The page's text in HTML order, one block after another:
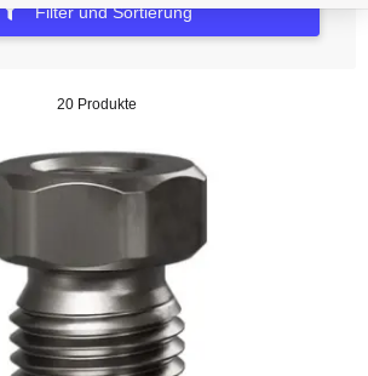
Filter und Sortierung
20 Produkte